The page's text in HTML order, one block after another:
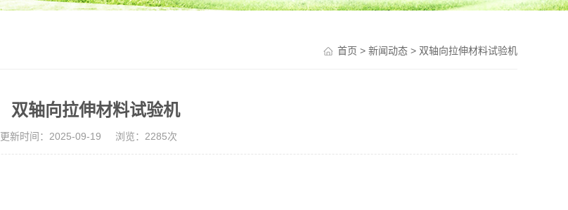
首页 > 新闻动态 > 双轴向拉伸材料试验机
双轴向拉伸材料试验机
更新时间：2025-09-19 浏览：2285次